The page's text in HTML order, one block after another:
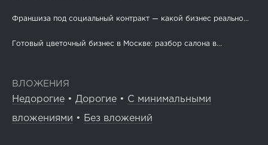
Франшиза под социальный контракт — какой бизнес реально...
Готовый цветочный бизнес в Москве: разбор салона в...
ВЛОЖЕНИЯ
Недорогие • Дорогие • С минимальными
вложениями • Без вложений